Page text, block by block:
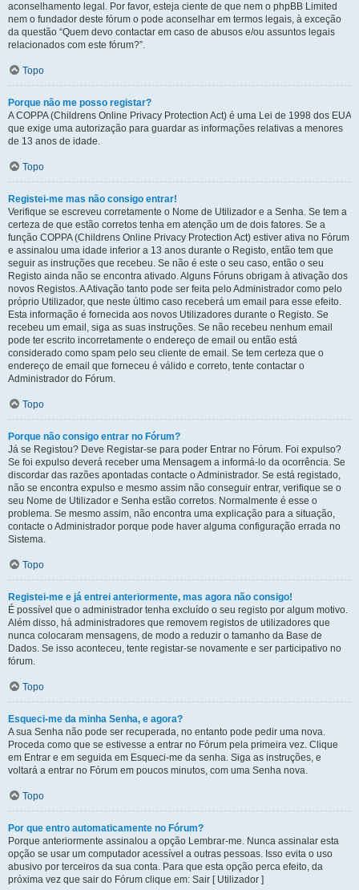
aconselhamento legal. Por favor, esteja ciente de que nem o phpBB Limited
nem o fundador deste fórum o pode aconselhar em termos legais, à exceção
da questão “Quem devo contactar em caso de abusos e/ou assuntos legais
relacionados com este fórum?”.
Topo
Porque não me posso registar?
A COPPA (Childrens Online Privacy Protection Act) é uma Lei de 1998 dos EUA
que exige uma autorização para guardar as informações relativas a menores
de 13 anos de idade.
Topo
Registei-me mas não consigo entrar!
Verifique se escreveu corretamente o Nome de Utilizador e a Senha. Se tem a
certeza de que estão corretos tenha em atenção um de dois fatores. Se a
função COPPA (Childrens Online Privacy Protection Act) estiver ativa no Fórum
e assinalou uma idade inferior a 13 anos durante o Registo, então tem que
seguir as instruções que recebeu. Se não é este o seu caso, então o seu
Registo ainda não se encontra ativado. Alguns Fóruns obrigam à ativação dos
novos Registos. A Ativação tanto pode ser feita pelo Administrador como pelo
próprio Utilizador, que neste último caso receberá um email para esse efeito.
Esta informação é fornecida aos novos Utilizadores durante o Registo. Se
recebeu um email, siga as suas instruções. Se não recebeu nenhum email
pode ter escrito incorretamente o endereço de email ou então está
considerado como spam pelo seu cliente de email. Se tem certeza que o
endereço de email que forneceu é válido e correto, tente contactar o
Administrador do Fórum.
Topo
Porque não consigo entrar no Fórum?
Já se Registou? Deve Registar-se para poder Entrar no Fórum. Foi expulso?
Se foi expulso deverá receber uma Mensagem a informá-lo da ocorrência. Se
discordar das razões apontadas contacte o Administrador. Se está registado,
não se encontra expulso e mesmo assim não conseguir entrar, verifique se o
seu Nome de Utilizador e Senha estão corretos. Normalmente é esse o
problema. Se mesmo assim, não encontra uma explicação para a situação,
contacte o Administrador porque pode haver alguma configuração errada no
Sistema.
Topo
Registei-me e já entrei anteriormente, mas agora não consigo!
É possível que o administrador tenha excluído o seu registo por algum motivo.
Além disso, há administradores que removem registos de utilizadores que
nunca colocaram mensagens, de modo a reduzir o tamanho da Base de
Dados. Se isso aconteceu, tente registar-se novamente e ser participativo no
fórum.
Topo
Esqueci-me da minha Senha, e agora?
A sua Senha não pode ser recuperada, no entanto pode pedir uma nova.
Proceda como que se estivesse a entrar no Fórum pela primeira vez. Clique
em Entrar e em seguida em Esqueci-me da senha. Siga as instruções, e
voltará a entrar no Fórum em poucos minutos, com uma Senha nova.
Topo
Por que entro automaticamente no Fórum?
Porque anteriormente assinalou a opção Lembrar-me. Nunca assinalar esta
opção se usar um computador acessível a outras pessoas. Isso evita o uso
abusivo por terceiros da sua conta. Para que esta opção perca efeito, da
próxima vez que sair do Fórum clique em: Sair [ Utilizador ]